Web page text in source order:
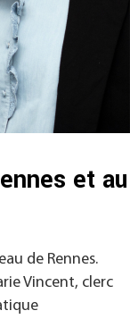
et au
de Rennes.
Vincent, clerc